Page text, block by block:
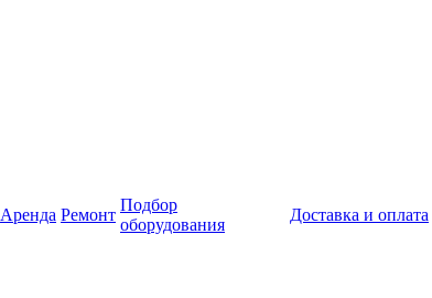
Аренда Ремонт
Подбор
оборудования
Доставка и оплата